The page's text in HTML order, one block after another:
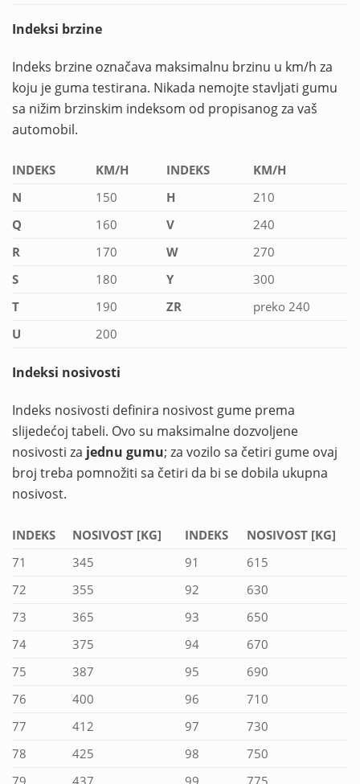
Indeksi brzine
Indeks brzine označava maksimalnu brzinu u km/h za
koju je guma testirana. Nikada nemojte stavljati gumu
sa nižim brzinskim indeksom od propisanog za vaš
automobil.
INDEKS KM/H INDEKS
KM/H
N
150 H
210
Q
160 V
240
R
170 W
270
S
180 Y
300
T
190 ZR
preko 240
U
200
Indeksi nosivosti
Indeks nosivosti definira nosivost gume prema
slijedećoj tabeli. Ovo su maksimalne dozvoljene
nosivosti za jednu gumu; za vozilo sa četiri gume ovaj
broj treba pomnožiti sa četiri da bi se dobila ukupna
nosivost.
INDEKS NOSIVOST [KG] INDEKS
NOSIVOST [KG]
71
345 91
615
72
355 92
630
73
365 93
650
74
375 94
670
75
387 95
690
76
400 96
710
77
412 97
730
78
425 98
750
79
437 99 775